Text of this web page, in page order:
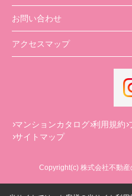
お問い合わせ
アクセスマップ
マンションカタログ 利用規約
サイトマップ
Copyright(c) 株式会社不動